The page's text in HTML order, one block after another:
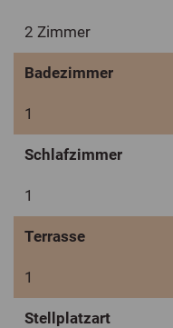
2 Zimmer
Badezimmer
1
Schlafzimmer
1
Terrasse
1
Stellplatzart